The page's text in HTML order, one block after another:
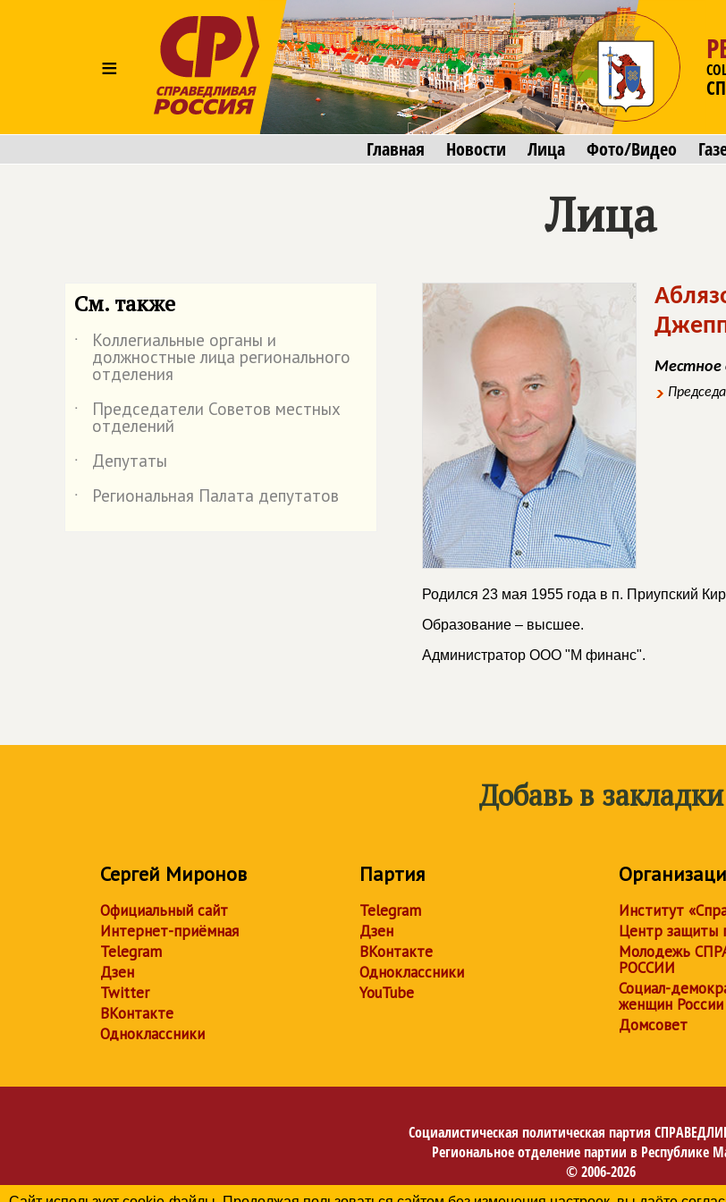
≡
Главная Новости Лица Фото/Видео
Лица
См. также
˙ Коллегиальные органы и
должностные лица регионального
отделения
˙
Председатели Советов местных
отделений
˙
Депутаты
˙
Региональная Палата депутатов
Местное
Родился 23 мая 1955 года в п. Приупский
Образование – высшее.
Администратор ООО "М финанс".
Добавь в закладки
Сергей Миронов
Официальный сайт
Интернет-приёмная
Telegram
Дзен
Twitter
ВКонтакте
Одноклассники
Партия
Telegram
Дзен
ВКонтакте
Одноклассники
YouTube
Институт
Центр защиты
Молодежь
РОССИИ
Социал-
женщин России
Домсовет
Социалистическая политическая партия
Региональное отделение партии в Республике
© 2006-2026
Политика в отношении обработки